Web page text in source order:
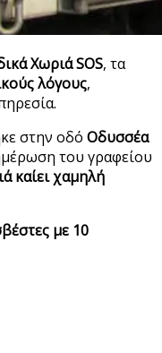
Χωριά SOS, τα
λόγους,
στην οδό Οδυσσέα
του γραφείου
καίει χαμηλή
με 10